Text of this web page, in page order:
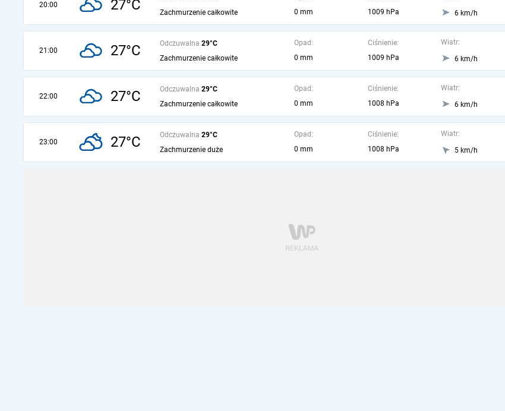
20:00 27°C
Zachmurzenie całkowite
0 mm
1009 hPa
6 km/h
21:00 27°C Odczuwalna 29°C
Zachmurzenie całkowite
Opad:
0 mm
Ciśnienie:
1009 hPa
Wiatr:
6 km/h
22:00 27°C Odczuwalna 29°C
Zachmurzenie całkowite
Opad:
0 mm
Ciśnienie:
1008 hPa
Wiatr:
6 km/h
23:00 27°C Odczuwalna 29°C
Zachmurzenie duże
Opad:
0 mm
Ciśnienie:
1008 hPa
Wiatr:
5 km/h